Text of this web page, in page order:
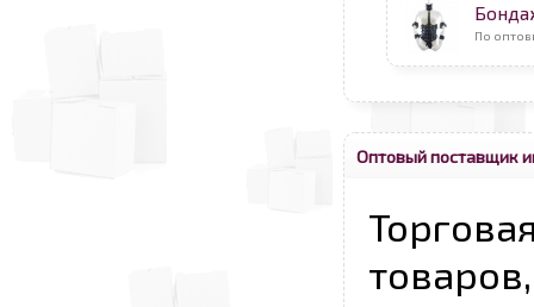
По
Оптовый поставщик